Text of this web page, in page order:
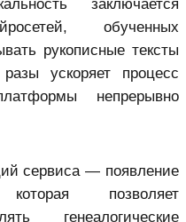
заключается
обученных
рукописные тексты
ускоряет процесс
непрерывно
сервиса — появление
позволяет
генеалогические